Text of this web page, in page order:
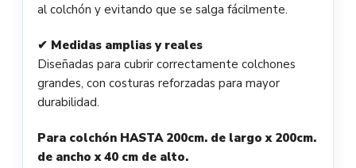
al colchón y evitando que se salga fácilmente.
✔ Medidas amplias y reales
Diseñadas para cubrir correctamente colchones
grandes, con costuras reforzadas para mayor
durabilidad.
Para colchón HASTA200cm. de largo x 200cm.
de ancho x 40 cm de alto.